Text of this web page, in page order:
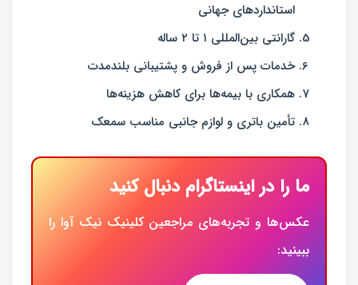
استانداردهای جهانی
گارانتی بین‌المللی ۱ تا ۲ ساله
خدمات پس از فروش و پشتیبانی بلندمدت
همکاری با بیمه‌ها برای کاهش هزینه‌ها
تأمین باتری و لوازم جانبی مناسب سمعک
ما را در اینستاگرام دنبال کنید
عکس‌ها و تجربه‌های مراجعین کلینیکنیک آوا را
ببینید: